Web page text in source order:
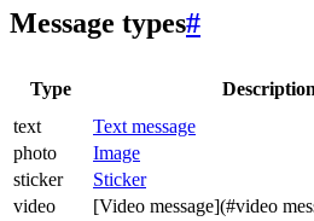
Message types#
Type Description
text
Text message
photo
Image
sticker
Sticker
video
[Video message](#video